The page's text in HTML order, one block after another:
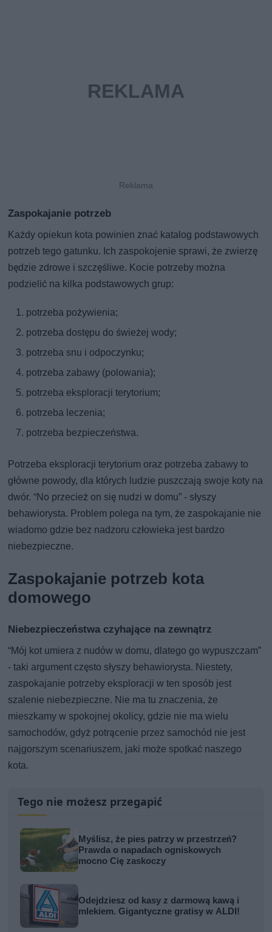
Zaspokajanie potrzeb
Każdy opiekun kota powinien znać katalog podstawowych
potrzeb tego gatunku. Ich zaspokojenie sprawi, że zwierzę
będzie zdrowe i szczęśliwe. Kocie potrzeby można
podzielić na kilka podstawowych grup:
potrzeba pożywienia;
potrzeba dostępu do świeżej wody;
potrzeba snu i odpoczynku;
potrzeba zabawy (polowania);
potrzeba eksploracji terytorium;
potrzeba leczenia;
potrzeba bezpieczeństwa.
Potrzeba eksploracji terytorium oraz potrzeba zabawy to
główne powody, dla których ludzie puszczają swoje koty na
dwór. “No przecież on się nudzi w domu” - słyszy
behawiorysta. Problem polega na tym, że zaspokajanie nie
wiadomo gdzie bez nadzoru człowieka jest bardzo
niebezpieczne.
Zaspokajanie potrzeb kota
domowego
Niebezpieczeństwa czyhające na zewnątrz
“Mój kot umiera z nudów w domu, dlatego go wypuszczam”
- taki argument często słyszy behawiorysta. Niestety,
zaspokajanie potrzeby eksploracji w ten sposób jest
szalenie niebezpieczne. Nie ma tu znaczenia, że
mieszkamy w spokojnej okolicy, gdzie nie ma wielu
samochodów, gdyż potrącenie przez samochód nie jest
najgorszym scenariuszem, jaki może spotkać naszego
kota.
Tego nie możesz przegapić
Myślisz, że pies patrzy w przestrzeń?
Prawda o napadach ogniskowych
mocno Cię zaskoczy
Odejdziesz od kasy z darmową kawą i
mlekiem. Gigantyczne gratisy w ALDI!